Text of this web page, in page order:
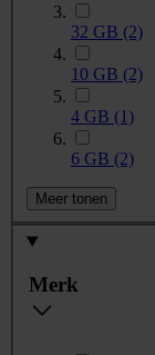
32 GB (2)
10 GB (2)
4 GB (1)
6 GB (2)
Meer tonen
Merk